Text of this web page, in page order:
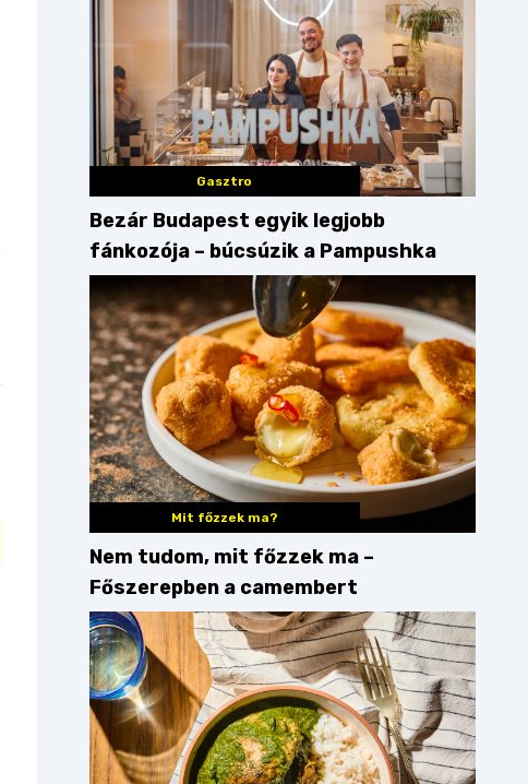
Gasztro
Bezár Budapest egyik legjobb
fánkozója – búcsúzik a Pampushka
Mit főzzek ma?
Nem tudom, mit főzzek ma –
Főszerepben a camembert